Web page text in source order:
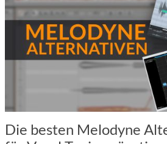
Die besten Melodyne